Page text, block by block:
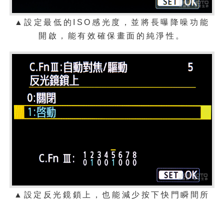
▲設定最低的ISO感光度，並將長曝降噪功能
開啟，能有效確保畫面的純淨性。
▲ 設定反光鏡鎖上，也能減少按下快門瞬間所